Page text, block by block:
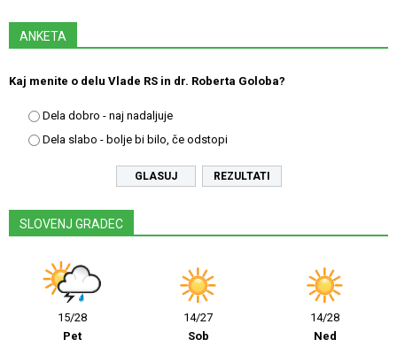
ANKETA
Kaj menite o delu Vlade RS in dr. Roberta Goloba?
Dela dobro - naj nadaljuje
Dela slabo - bolje bi bilo, če odstopi
REZULTATI
SLOVENJ GRADEC
15/28
Pet
14/27
Sob
14/28
Ned